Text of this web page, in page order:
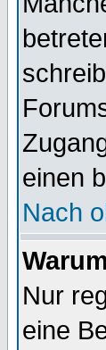
einen
Nach
Nur
eine